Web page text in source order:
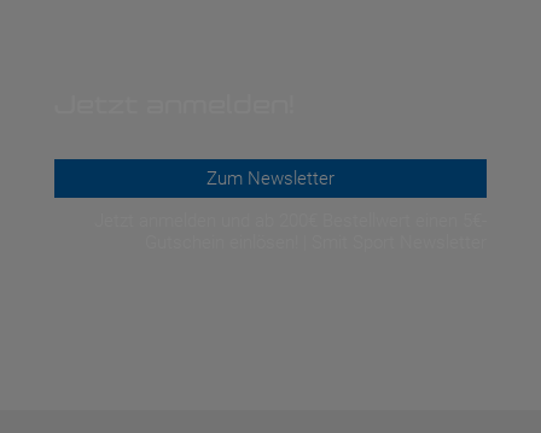
Zum Newsletter